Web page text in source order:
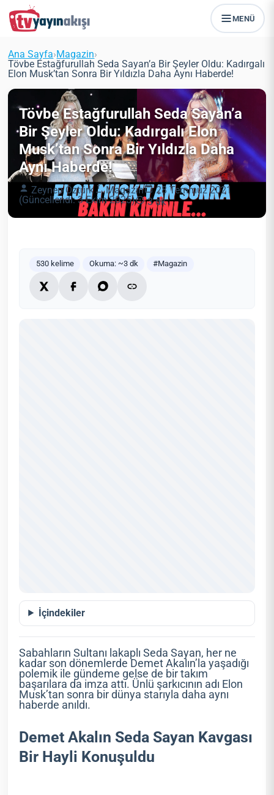
MENÜ
Ana Sayfa›Magazin›
Tövbe Estağfurullah Seda Sayan’a Bir Şeyler Oldu: Kadırgalı
Elon Musk’tan Sonra Bir Yıldızla Daha Aynı Haberde!
Tövbe Estağfurullah Seda Sayan’a
Bir Şeyler Oldu: Kadırgalı Elon
Musk’tan Sonra Bir Yıldızla Daha
Aynı Haberde!
Zeynep Öztürk Magazin
28 Temmuz 2021
(Güncellendi: 3 Ekim 2025)
3 dk
530 kelime Okuma: ~3 dk #Magazin
İçindekiler
Sabahların Sultanı lakaplı Seda Sayan, her ne
kadar son dönemlerde Demet Akalın’la yaşadığı
polemik ile gündeme gelse de bir takım
başarılara da imza attı. Ünlü şarkıcının adı Elon
Musk’tan sonra bir dünya starıyla daha aynı
haberde anıldı.
Demet Akalın Seda Sayan Kavgası
Bir Hayli Konuşuldu